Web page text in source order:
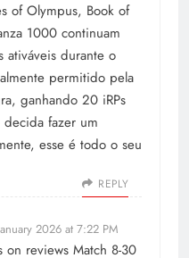
of Olympus, Book of
1000 continuam
ativáveis durante o
permitido pela
ganhando 20 iRPs
fazer um
esse é todo o seu
REPLY
2026 at 7:22 PM
reviews Match 8-30